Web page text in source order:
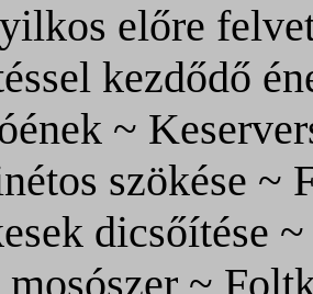
előre
kezdődő
~
szökése ~
dicsőítése
~